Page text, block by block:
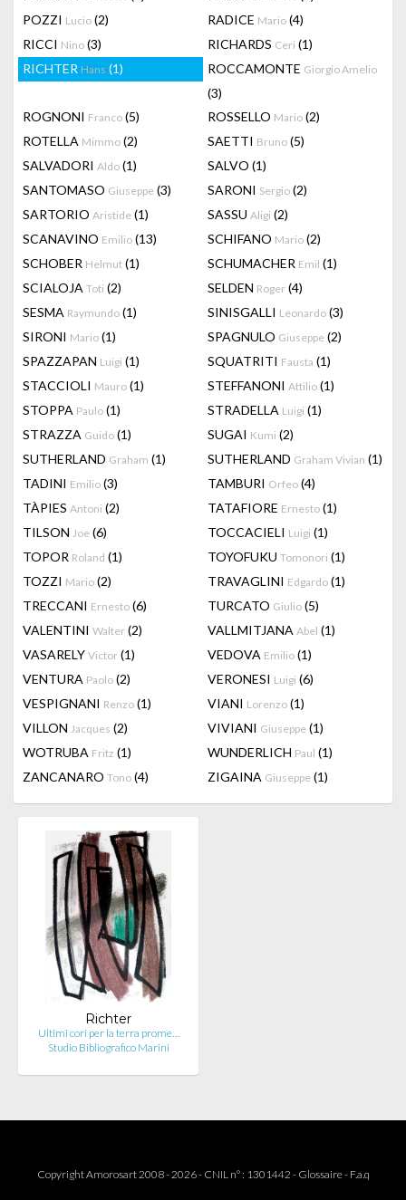
POZZI Lucio (2) RADICE Mario (4)
RICCI Nino (3) RICHARDS Ceri (1)
RICHTER Hans (1) ROCCAMONTE Giorgio Amelio
(3)
ROGNONI Franco (5) ROSSELLO Mario (2)
ROTELLA Mimmo (2) SAETTI Bruno (5)
SALVADORI Aldo (1) SALVO (1)
SANTOMASO Giuseppe (3) SARONI Sergio (2)
SARTORIO Aristide (1) SASSU Aligi (2)
SCANAVINO Emilio (13) SCHIFANO Mario (2)
SCHOBER Helmut (1) SCHUMACHER Emil (1)
SCIALOJA Toti (2) SELDEN Roger (4)
SESMA Raymundo (1) SINISGALLI Leonardo (3)
SIRONI Mario (1) SPAGNULO Giuseppe (2)
SPAZZAPAN Luigi (1) SQUATRITI Fausta (1)
STACCIOLI Mauro (1) STEFFANONI Attilio (1)
STOPPA Paulo (1) STRADELLA Luigi (1)
STRAZZA Guido (1) SUGAI Kumi (2)
SUTHERLAND Graham (1) SUTHERLAND Graham Vivian (1)
TADINI Emilio (3) TAMBURI Orfeo (4)
TÀPIES Antoni (2) TATAFIORE Ernesto (1)
TILSON Joe (6) TOCCACIELI Luigi (1)
TOPOR Roland (1) TOYOFUKU Tomonori (1)
TOZZI Mario (2) TRAVAGLINI Edgardo (1)
TRECCANI Ernesto (6) TURCATO Giulio (5)
VALENTINI Walter (2) VALLMITJANA Abel (1)
VASARELY Victor (1) VEDOVA Emilio (1)
VENTURA Paolo (2) VERONESI Luigi (6)
VESPIGNANI Renzo (1) VIANI Lorenzo (1)
VILLON Jacques (2) VIVIANI Giuseppe (1)
WOTRUBA Fritz (1) WUNDERLICH Paul (1)
ZANCANARO Tono (4) ZIGAINA Giuseppe (1)
Richter
Ultimi cori per la terra prome…
Studio Bibliografico Marini
Copyright Amorosart 2008 - 2026 - CNIL n° : 1301442 - Glossaire- F.a.q